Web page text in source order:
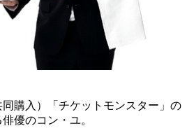
購入）「チケットモンスター」の
優のコン・ユ。